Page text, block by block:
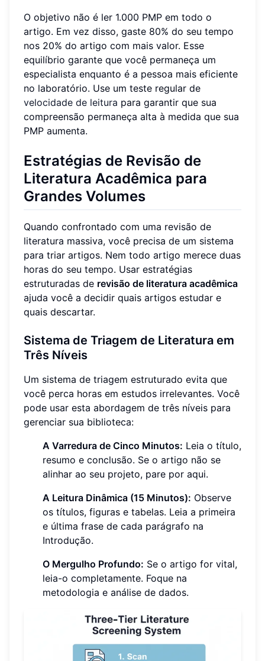
O objetivo não é ler 1.000 PMP em todo o
artigo. Em vez disso, gaste 80% do seu tempo
nos 20% do artigo com mais valor. Esse
equilíbrio garante que você permaneça um
especialista enquanto é a pessoa mais eficiente
no laboratório. Use um teste regular de
velocidade de leitura para garantir que sua
compreensão permaneça alta à medida que sua
PMP aumenta.
Estratégias de Revisão de
Literatura Acadêmica para
Grandes Volumes
Quando confrontado com uma revisão de
literatura massiva, você precisa de um sistema
para triar artigos. Nem todo artigo merece duas
horas do seu tempo. Usar estratégias
estruturadas de revisão de literatura acadêmica
ajuda você a decidir quais artigos estudar e
quais descartar.
Sistema de Triagem de Literatura em
Três Níveis
Um sistema de triagem estruturado evita que
você perca horas em estudos irrelevantes. Você
pode usar esta abordagem de três níveis para
gerenciar sua biblioteca:
A Varredura de Cinco Minutos: Leia o título,
resumo e conclusão. Se o artigo não se
alinhar ao seu projeto, pare por aqui.
A Leitura Dinâmica (15 Minutos): Observe
os títulos, figuras e tabelas. Leia a primeira
e última frase de cada parágrafo na
Introdução.
O Mergulho Profundo: Se o artigo for vital,
leia-o completamente. Foque na
metodologia e análise de dados.